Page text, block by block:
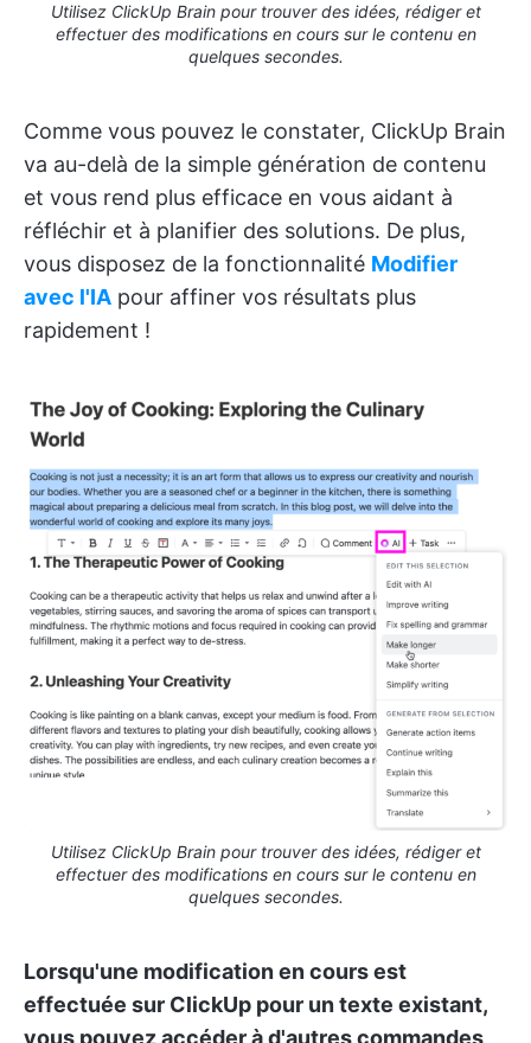
Utilisez ClickUp Brain pour trouver des idées, rédiger et
effectuer des modifications en cours sur le contenu en
quelques secondes.
Comme vous pouvez le constater, ClickUp Brain
va au-delà de la simple génération de contenu
et vous rend plus efficace en vous aidant à
réfléchir et à planifier des solutions. De plus,
vous disposez de la fonctionnalité Modifier
avec l'IA pour affiner vos résultats plus
rapidement !
Utilisez ClickUp Brain pour trouver des idées, rédiger et
effectuer des modifications en cours sur le contenu en
quelques secondes.
Lorsqu'une modification en cours est
effectuée sur ClickUp pour un texte existant,
vous pouvez accéder à d'autres commandes